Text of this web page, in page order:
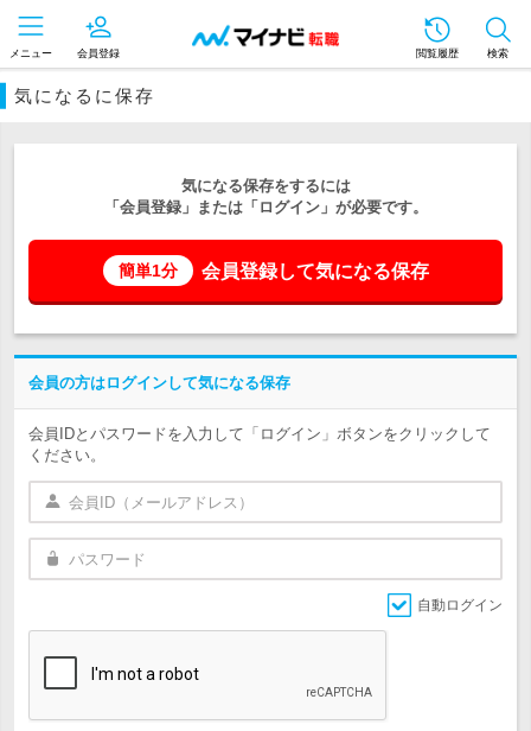
メニュー 会員登録 閲覧履歴 検索
気になるに保存
気になる保存をするには
「会員登録」または「ログイン」が必要です。
簡単1分 会員登録して気になる保存
会員の方はログインして気になる保存
会員IDとパスワードを入力して「ログイン」ボタンをクリックして
ください。
自動ログイン